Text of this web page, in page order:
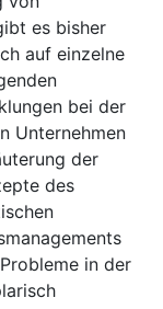
es bisher
auf einzelne
bei der
Unternehmen
der
des
in der